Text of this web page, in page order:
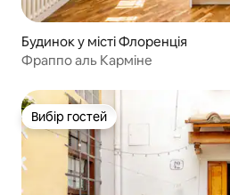
Будинок у місті Флоренція
Фраппо аль Карміне
Вибір гостей
Вибір гостей